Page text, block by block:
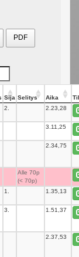
PDF
Sija Selitys Aika
2. 2.23,28
3.11,25
2.34,75
Alle 70p
(< 70p)
1. 1.35,13
3. 1.51,37
2.37,53